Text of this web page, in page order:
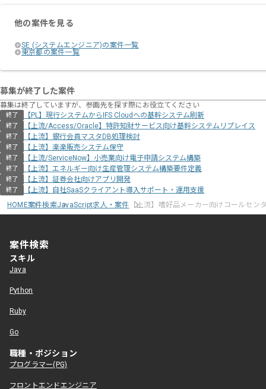
他の案件を見る
SE (システムエンジニア)の案件一覧
東京都の案件一覧
募集が終了した案件
募集は終了していますが、参画先を探す際にお役立てください
終了 【PL】現行システムからIFS Cloudへの基幹システム刷新
終了 【上流/Access/Oracle】特許知財サービス向け基幹システムリプレイス
終了 【上流】銀行会員マスタDB処理検討
終了 【上流】楽楽販売システム保守
終了 【上流/ServiceNow】小売業向け電子申請システム構築
終了 【上流】エネルギー向け生産管理システム構築要件定義
終了 【上流】証券会社向けアプリ開発
終了
【上流】自社SaaSクライアント導入サポート・運用支援
HOME案件検索JavaScript求人・案件 【上流】嗜好品メーカー向けコールセン
案件検索
スキル
Java
Python
Ruby
Go
職種・ポジション
プログラマー(PG)
フロントエンドエンジニア